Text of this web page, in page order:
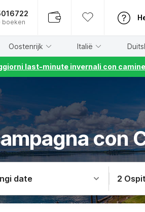
boeken
Oostenrijk Italië
last-minute invernali con
con
date 2